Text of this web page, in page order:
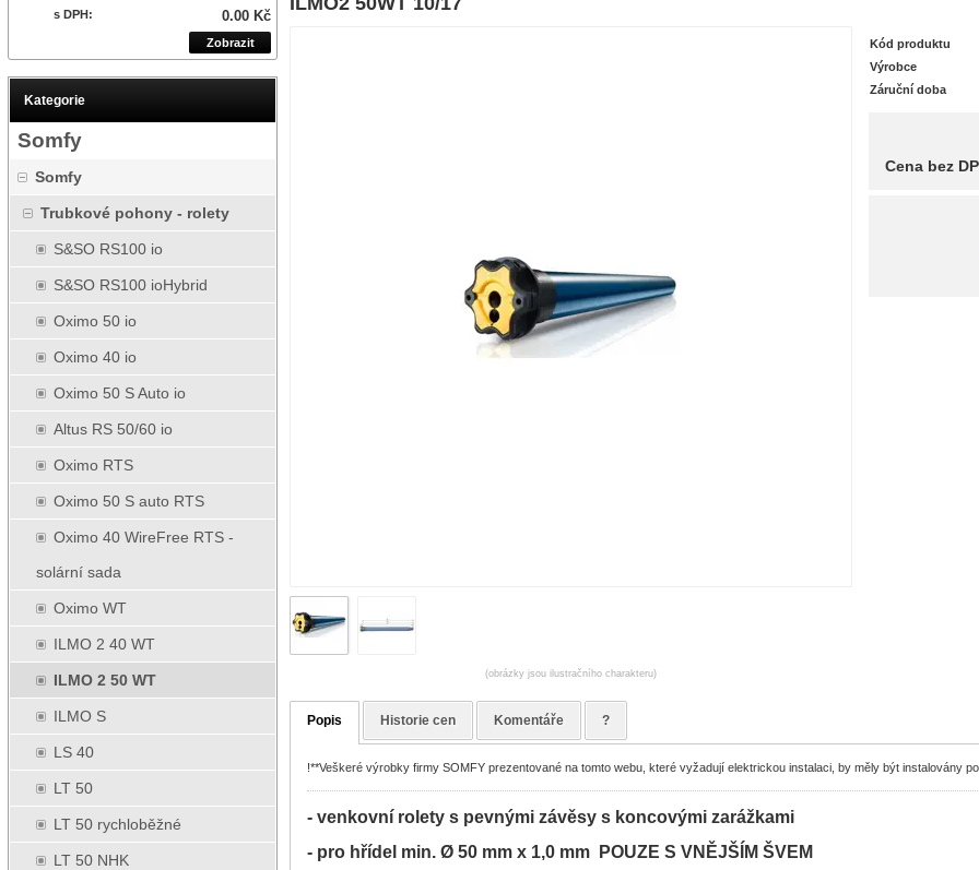
s DPH: 0.00 Kč
Zobrazit
Kategorie
Somfy
Somfy
Trubkové pohony - rolety
S&SO RS100 io
S&SO RS100 ioHybrid
Oximo 50 io
Oximo 40 io
Oximo 50 S Auto io
Altus RS 50/60 io
Oximo RTS
Oximo 50 S auto RTS
Oximo 40 WireFree RTS -
solární sada
Oximo WT
ILMO 2 40 WT
ILMO 2 50 WT
ILMO S
LS 40
LT 50
LT 50 rychloběžné
LT 50 NHK
(obrázky jsou ilustračního charakteru)
Kód produktu
Výrobce
Záruční doba
Cena bez
Popis Historie cen Komentáře ?
!**Veškeré výrobky firmy SOMFY prezentované na tomto webu, které vyžadují elektrickou instalaci, by měly být instalovány
- venkovní rolety s pevnými závěsy s koncovými zarážkami
- pro hřídel min. Ø 50 mm x 1,0 mm POUZE S VNĚJŠÍM ŠVEM